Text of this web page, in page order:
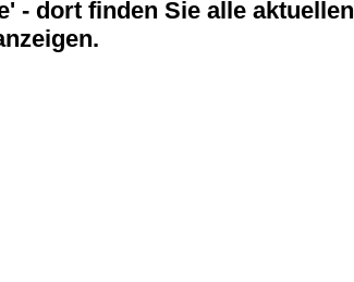
- dort finden Sie alle aktuellen